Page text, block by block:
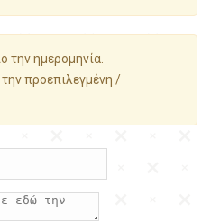
την ημερομηνία.
προεπιλεγμένη /